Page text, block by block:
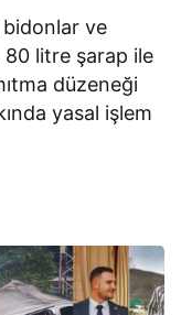
ve
80 litre şarap ile
düzeneği
yasal işlem